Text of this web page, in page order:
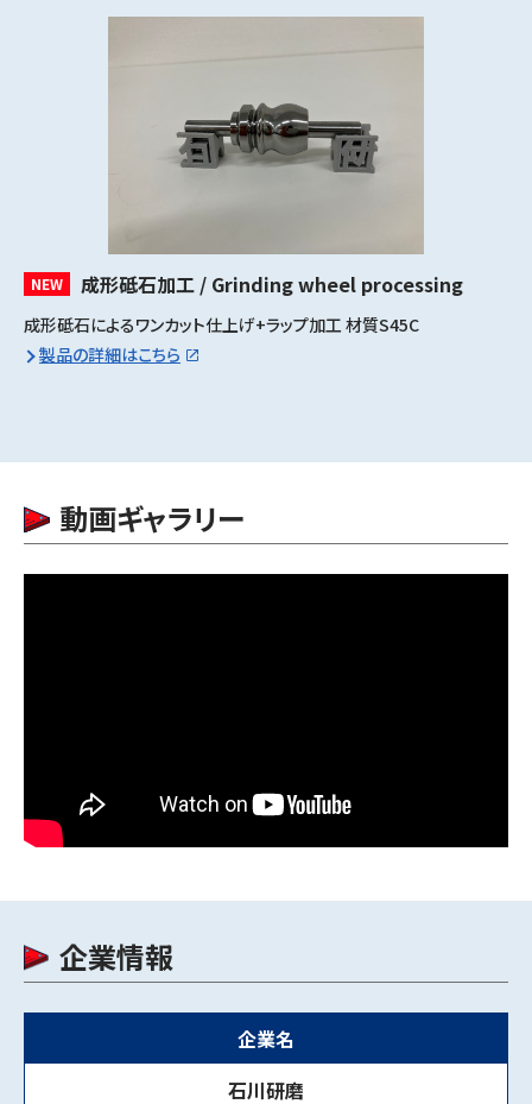
NEW 成形砥石加工 / Grinding wheel processing
成形砥石によるワンカット仕上げ+ラップ加工 材質S45C
製品の詳細はこちら
動画ギャラリー
企業情報
企業名
石川研磨